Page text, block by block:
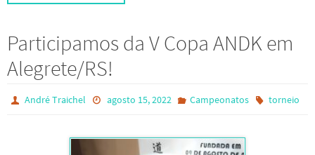
Participamos da V Copa ANDK em
Alegrete/RS!
André Traichel agosto 15, 2022 Campeonatos torneio